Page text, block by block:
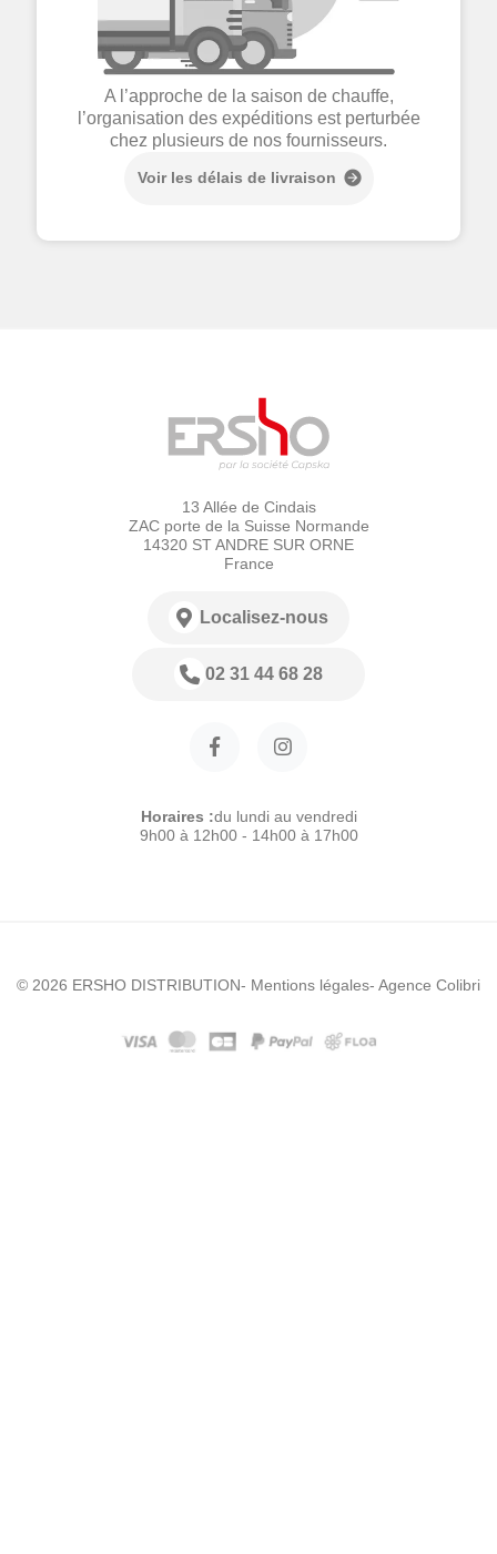
A l’approche de la saison de chauffe,
l’organisation des expéditions est perturbée
chez plusieurs de nos fournisseurs.
Voir les délais de livraison
13 Allée de Cindais
ZAC porte de la Suisse Normande
14320 ST ANDRE SUR ORNE
France
Localisez-nous
02 31 44 68 28
Horaires :du lundi au vendredi
9h00 à 12h00 - 14h00 à 17h00
© 2026 ERSHO DISTRIBUTION- Mentions légales- Agence Colibri